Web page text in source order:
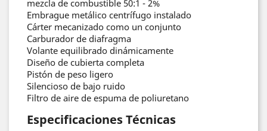
mezcla de combustible 50:1 - 2%
Embrague metálico centrífugo instalado
Cárter mecanizado como un conjunto
Carburador de diafragma
Volante equilibrado dinámicamente
Diseño de cubierta completa
Pistón de peso ligero
Silencioso de bajo ruido
Filtro de aire de espuma de poliuretano
Especificaciones Técnicas